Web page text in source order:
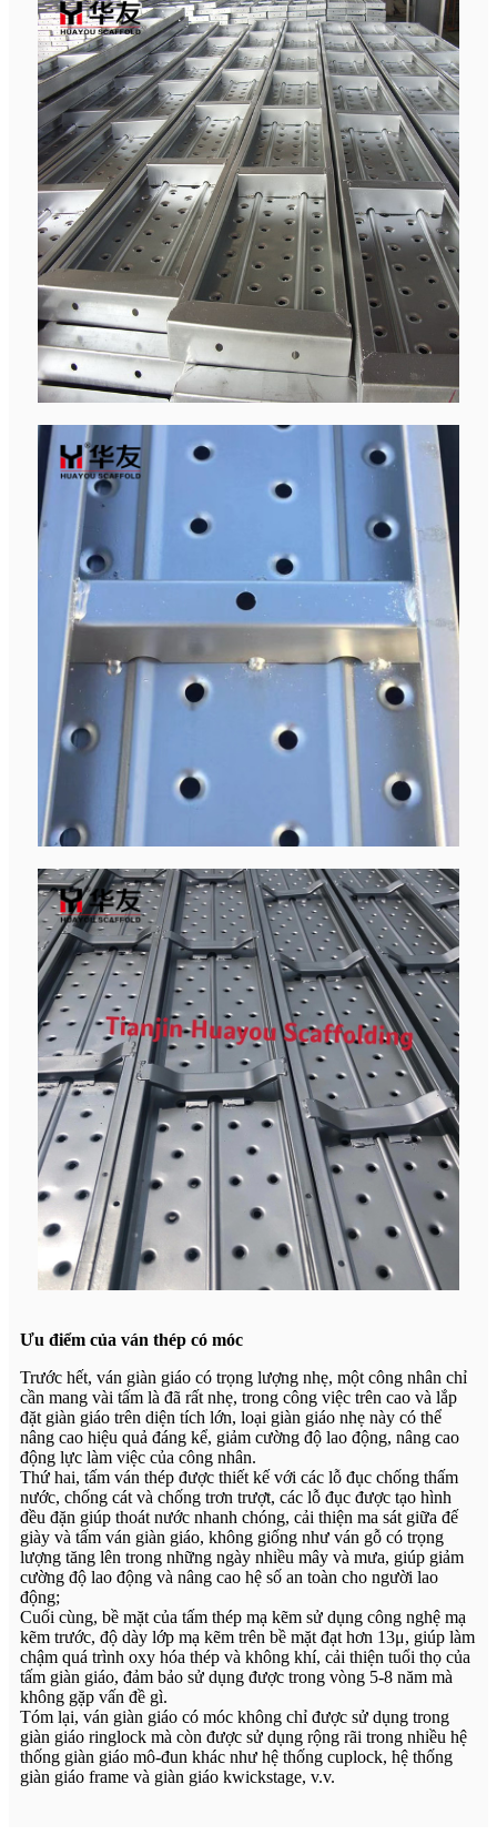
Ưu điểm của ván thép có móc
Trước hết, ván giàn giáo có trọng lượng nhẹ, một công nhân chỉ
cần mang vài tấm là đã rất nhẹ, trong công việc trên cao và lắp
đặt giàn giáo trên diện tích lớn, loại giàn giáo nhẹ này có thể
nâng cao hiệu quả đáng kể, giảm cường độ lao động, nâng cao
động lực làm việc của công nhân.
Thứ hai, tấm ván thép được thiết kế với các lỗ đục chống thấm
nước, chống cát và chống trơn trượt, các lỗ đục được tạo hình
đều đặn giúp thoát nước nhanh chóng, cải thiện ma sát giữa đế
giày và tấm ván giàn giáo, không giống như ván gỗ có trọng
lượng tăng lên trong những ngày nhiều mây và mưa, giúp giảm
cường độ lao động và nâng cao hệ số an toàn cho người lao
động;
Cuối cùng, bề mặt của tấm thép mạ kẽm sử dụng công nghệ mạ
kẽm trước, độ dày lớp mạ kẽm trên bề mặt đạt hơn 13μ, giúp làm
chậm quá trình oxy hóa thép và không khí, cải thiện tuổi thọ của
tấm giàn giáo, đảm bảo sử dụng được trong vòng 5-8 năm mà
không gặp vấn đề gì.
Tóm lại, ván giàn giáo có móc không chỉ được sử dụng trong
giàn giáo ringlock mà còn được sử dụng rộng rãi trong nhiều hệ
thống giàn giáo mô-đun khác như hệ thống cuplock, hệ thống
giàn giáo frame và giàn giáo kwickstage, v.v.